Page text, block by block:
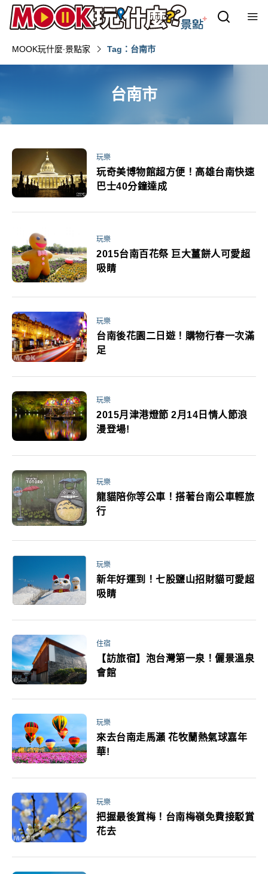
MOOK玩什麼‧景點家 Tag：台南市
台南市
玩樂
玩奇美博物館超方便！高雄台南快速
巴士40分鐘達成
玩樂
2015台南百花祭 巨大薑餅人可愛超
吸睛
玩樂
台南後花園二日遊！購物行春一次滿
足
玩樂
2015月津港燈節 2月14日情人節浪
漫登場!
玩樂
龍貓陪你等公車！搭著台南公車輕旅
行
玩樂
新年好運到！七股鹽山招財貓可愛超
吸睛
住宿
【訪旅宿】泡台灣第一泉！儷景溫泉
會館
玩樂
來去台南走馬瀨 花牧蘭熱氣球嘉年
華!
玩樂
把握最後賞梅！台南梅嶺免費接駁賞
花去